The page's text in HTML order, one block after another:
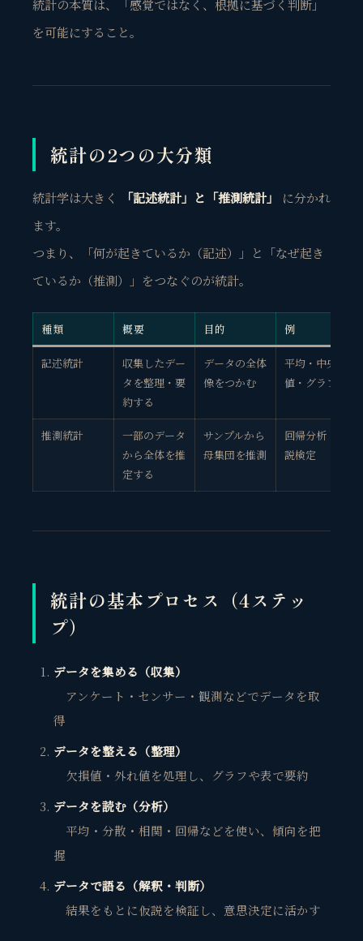
統計の本質は、
「感覚ではなく、根拠に基づく判断」
を可能にする こと。
統計の2つの大分類
統計学は大きく 「記述統計」と「推測統計」
に分かれ
ます。
つまり、「何が起きているか（記述）」と「なぜ起き
ているか（推測）」をつなぐのが統計。
種類 概要 目的 例
記述統計
収集したデー
タを整理・要
約する
データの全体
像をつかむ
平均・中央
値・グラフ
推測統計
一部のデータ
から全体を推
定する
サンプルから
母集団を推測
回帰分析・仮
説検定
統計の基本プロセス（4ステッ
プ）
データを集める（収集）
アンケート・センサー・観測などでデータを取
得
データを整える（整理）
欠損値・外れ値を処理し、グラフや表で要約
データを読む（分析）
平均・分散・相関・回帰などを使い、傾向を把
握
データで語る（解釈・判断）
結果をもとに仮説を検証し、意思決定に活かす